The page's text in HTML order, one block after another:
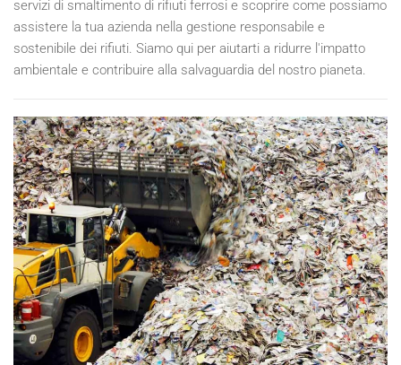
servizi di smaltimento di rifiuti ferrosi e scoprire come possiamo
assistere la tua azienda nella gestione responsabile e
sostenibile dei rifiuti. Siamo qui per aiutarti a ridurre l'impatto
ambientale e contribuire alla salvaguardia del nostro pianeta.